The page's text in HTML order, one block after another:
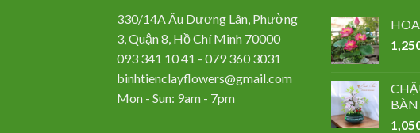
330/14A Âu Dương Lân, Phường
3, Quận 8, Hồ Chí Minh 70000
093 341 10 41 - 079 360 3031
binhtienclayflowers@gmail.com
Mon - Sun: 9am - 7pm
BÀN